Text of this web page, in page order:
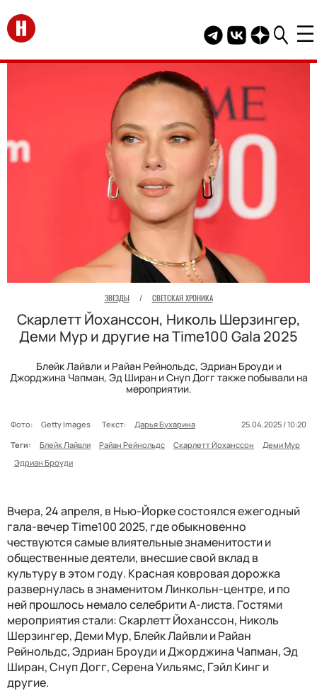
Перейти на главную
Telegram канал
Группа HELLO
Канал
ЗВЕЗДЫ / СВЕТСКАЯ ХРОНИКА
Скарлетт Йоханссон, Николь Шерзингер,
Деми Мур и другие на Time100 Gala 2025
Блейк Лайвли и Райан Рейнольдс, Эдриан Броуди и
Джорджина Чапман, Эд Ширан и Снуп Догг также побывали на
мероприятии.
Фото: Getty Images Текст: Дарья Бухарина
25.04.2025 / 10:20
Теги:
Блейк Лайвли Райан Рейнольдс Скарлетт Йоханссон
Деми Мур
Эдриан Броуди
Вчера, 24 апреля, в Нью-Йорке состоялся ежегодный
гала-вечер Time100 2025, где обыкновенно
чествуются самые влиятельные знаменитости и
общественные деятели, внесшие свой вклад в
культуру в этом году. Красная ковровая дорожка
развернулась в знаменитом Линкольн-центре, и по
ней прошлось немало селебрити А-листа. Гостями
мероприятия стали: Скарлетт Йоханссон, Николь
Шерзингер, Деми Мур, Блейк Лайвли и Райан
Рейнольдс, Эдриан Броуди и Джорджина Чапман, Эд
Ширан, Снуп Догг, Серена Уильямс, Гэйл Кинг и
другие.